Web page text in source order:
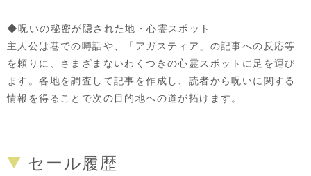
◆呪いの秘密が隠された地・心霊スポット
主人公は巷での噂話や、「アガスティア」の記事への反応等
を頼りに、さまざまないわくつきの心霊スポットに足を運び
ます。各地を調査して記事を作成し、読者から呪いに関する
情報を得ることで次の目的地への道が拓けます。
セール履歴